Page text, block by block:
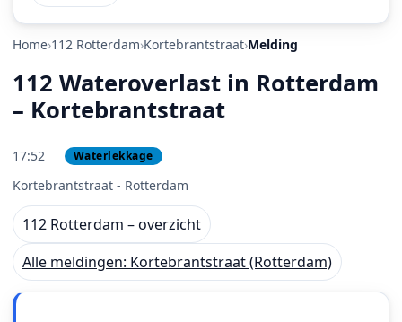
Home 112 Rotterdam Kortebrantstraat Melding
112 Wateroverlast in Rotterdam
– Kortebrantstraat
17:52 Waterlekkage
Kortebrantstraat - Rotterdam
112 Rotterdam – overzicht
Alle meldingen: Kortebrantstraat (Rotterdam)